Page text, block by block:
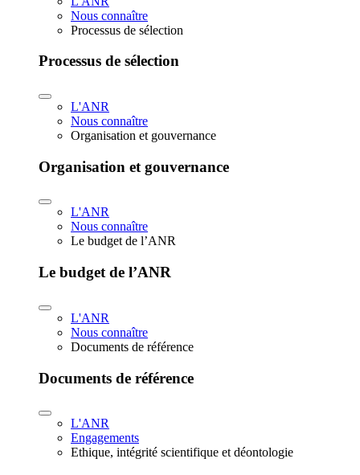
Nous connaître
Processus de sélection
Processus de sélection
L'ANR
Nous connaître
Organisation et gouvernance
Organisation et gouvernance
L'ANR
Nous connaître
Le budget de l’ANR
Le budget de l’ANR
L'ANR
Nous connaître
Documents de référence
Documents de référence
L'ANR
Engagements
Ethique, intégrité scientifique et déontologie